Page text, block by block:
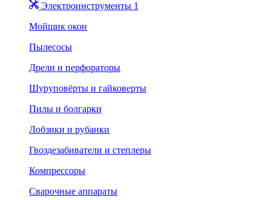
Электроинструменты 1
Мойщик окон
Пылесосы
Дрели и перфораторы
Шуруповёрты и гайковерты
Пилы и болгарки
Лобзики и рубанки
Гвоздезабиватели и степлеры
Компрессоры
Сварочные аппараты